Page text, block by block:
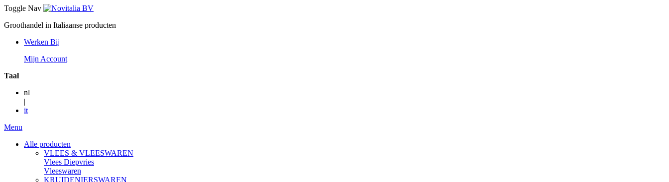
Toggle Nav
Groothandel in Italiaanse producten
Werken Bij
Mijn Account
Taal
nl
|
it
Menu
Alle producten
VLEES & VLEESWAREN
Vlees Diepvries
Vleeswaren
KRUIDENIERSWAREN